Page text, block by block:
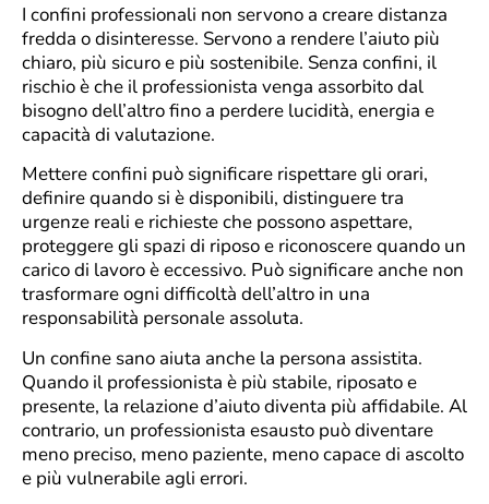
I confini professionali non servono a creare distanza
fredda o disinteresse. Servono a rendere l’aiuto più
chiaro, più sicuro e più sostenibile. Senza confini, il
rischio è che il professionista venga assorbito dal
bisogno dell’altro fino a perdere lucidità, energia e
capacità di valutazione.
Mettere confini può significare rispettare gli orari,
definire quando si è disponibili, distinguere tra
urgenze reali e richieste che possono aspettare,
proteggere gli spazi di riposo e riconoscere quando un
carico di lavoro è eccessivo. Può significare anche non
trasformare ogni difficoltà dell’altro in una
responsabilità personale assoluta.
Un confine sano aiuta anche la persona assistita.
Quando il professionista è più stabile, riposato e
presente, la relazione d’aiuto diventa più affidabile. Al
contrario, un professionista esausto può diventare
meno preciso, meno paziente, meno capace di ascolto
e più vulnerabile agli errori.